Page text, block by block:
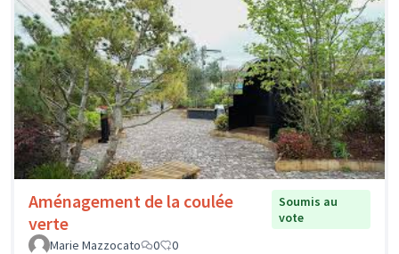
Aménagement de la coulée
verte
Soumis au
vote
Marie Mazzocato
0 0